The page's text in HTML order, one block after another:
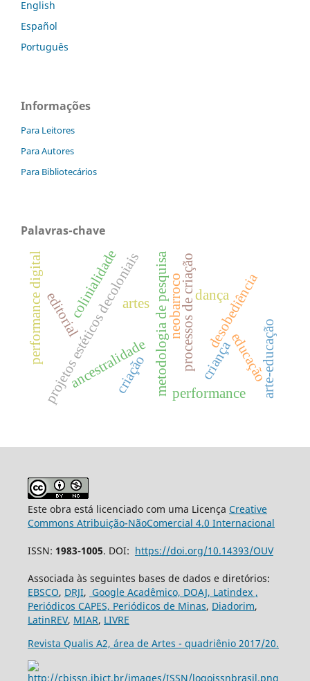
English
Español
Português
Informações
Para Leitores
Para Autores
Para Bibliotecários
Palavras-chave
metodologia de pesquisaprocessos de criação
artes dança
performance
projetos estéticos decoloniais
ancestralidade
neobarroco desobediência
editorial
educação
performance digital
criação criança arte-educação
colinialidade
Este obra está licenciado com uma Licença Creative
Commons Atribuição-NãoComercial 4.0 Internacional
ISSN: 1983-1005. DOI: https://doi.org/10.14393/OUV
Associada às seguintes bases de dados e diretórios:
EBSCO, DRJI, Google Acadêmico, DOAJ, Latindex ,
Periódicos CAPES, Periódicos de Minas, Diadorim,
LatinREV, MIAR, LIVRE
Revista Qualis A2, área de Artes - quadriênio 2017/20.